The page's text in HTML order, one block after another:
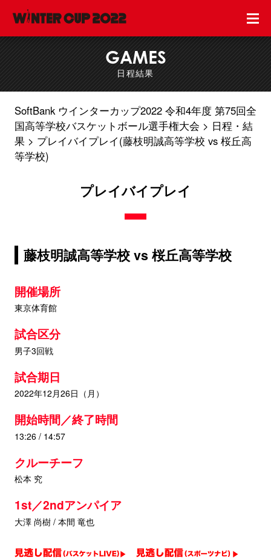
GAMES
日程結果
SoftBank ウインターカップ2022 令和4年度 第75回全
国高等学校バスケットボール選手権大会
日程・結
果
プレイバイプレイ(藤枝明誠高等学校 vs 桜丘高
等学校)
プレイバイプレイ
藤枝明誠高等学校 vs 桜丘高等学校
開催場所
東京体育館
試合区分
男子3回戦
試合期日
2022年12月26日（月）
開始時間／終了時間
13:26 / 14:57
クルーチーフ
松本 究
1st／2ndアンパイア
大澤 尚樹 / 本間 竜也